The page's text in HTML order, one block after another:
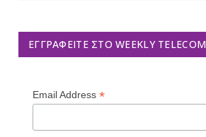
ΕΓΓΡΑΦΕΊΤΕ ΣΤΟ WEEKLY TELECOM
Email Address *